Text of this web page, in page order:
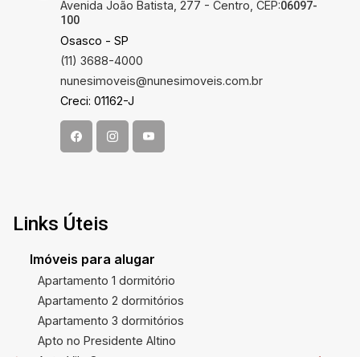
Avenida João Batista, 277 - Centro, CEP:06097-
100
Osasco - SP
(11) 3688-4000
nunesimoveis@nunesimoveis.com.br
Creci: 01162-J
Links Úteis
Imóveis para alugar
Apartamento 1 dormitório
Apartamento 2 dormitórios
Apartamento 3 dormitórios
Apto no Presidente Altino